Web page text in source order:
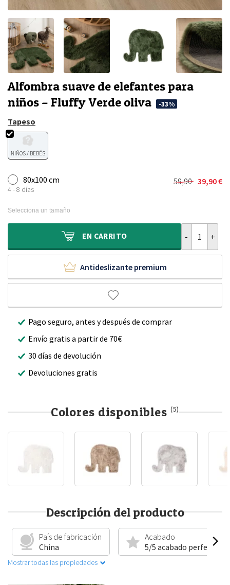
Alfombra suave de elefantes para
niños – Fluffy Verde oliva
-33%
Tapeso
NIÑOS / BEBÉS
80x100 cm
4 - 8 días
59,90
El
59,90 €.
39,90€
El
39,90 €.
Selecciona un tamaño
EN CARRITO
Antideslizante premium
Pago seguro, antes y después de comprar
Envío gratis a partir de 70€
30 días de devolución
Devoluciones gratis
Colores disponibles (5)
Descripción del producto
País de fabricación
China
Acabado
5/5 acabado perfecto
Mostrar todas las propiedades